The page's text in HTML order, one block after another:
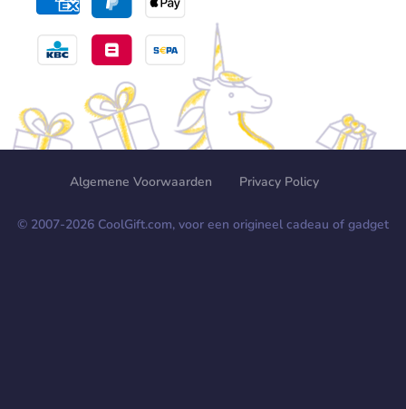
Algemene Voorwaarden Privacy Policy
© 2007-2026 CoolGift.com, voor een origineel cadeau of gadget